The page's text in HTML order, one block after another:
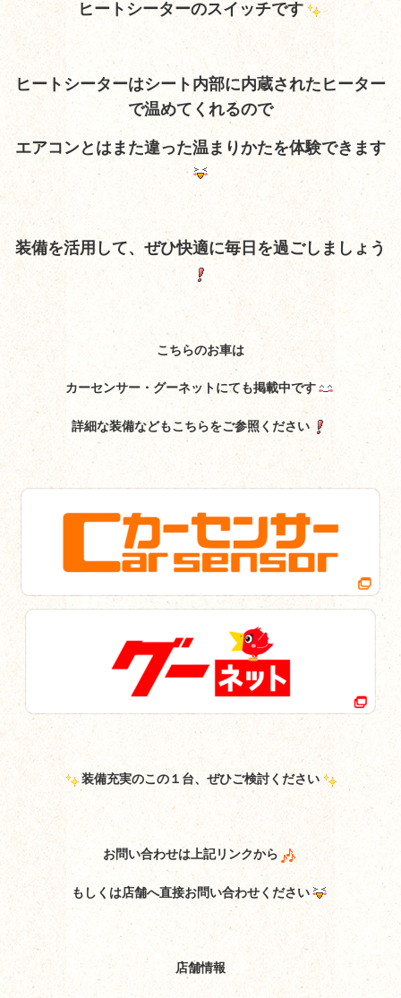
ヒートシーターのスイッチです
ヒートシーターはシート内部に内蔵されたヒーター
で温めてくれるので
エアコンとはまた違った温まりかたを体験できます
装備を活用して、ぜひ快適に毎日を過ごしましょう
こちらのお車は
カーセンサー・グーネットにても掲載中です
詳細な装備などもこちらをご参照ください
装備充実のこの１台、ぜひご検討ください
お問い合わせは上記リンクから
もしくは店舗へ直接お問い合わせください
店舗情報